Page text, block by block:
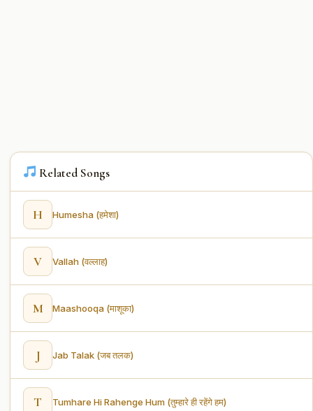
Related Songs
H Humesha (हमेशा)
V Vallah (वल्लाह)
M Maashooqa (माशूका)
J Jab Talak (जब तलक)
T Tumhare Hi Rahenge Hum (तुम्हारे ही रहेंगे हम)